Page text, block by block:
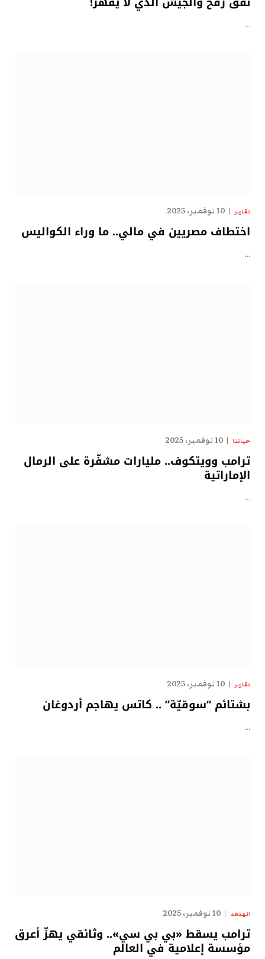
…
تقارير 10 نوفمبر، 2025
اختطاف مصريين في مالي.. ما وراء الكواليس
…
حياتنا 10 نوفمبر، 2025
ترامب وويتكوف.. مليارات مشفّرة على الرمال
الإماراتية
…
تقارير 10 نوفمبر، 2025
بشتائم “سوقيّة” .. كاتس يهاجم أردوغان
…
الهدهد 10 نوفمبر، 2025
ترامب يسقط «بي بي سي».. وثائقي يهزّ أعرق
مؤسسة إعلامية في العالم